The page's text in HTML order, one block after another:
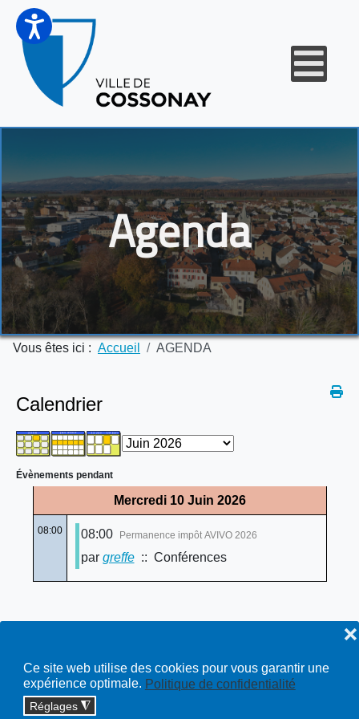
Ce site web utilise des cookies pour vous garantir une
expérience optimale. Politique de confidentialité
Réglages ◮
❌
Agenda
Vous êtes ici : Accueil AGENDA
Calendrier
Évènements pendant
Mercredi 10 Juin 2026
08:00 08:00 Permanence impôt AVIVO 2026
par greffe:: Conférences